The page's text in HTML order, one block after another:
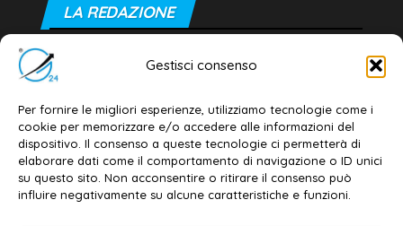
Gestisci consenso
Per fornire le migliori esperienze, utilizziamo tecnologie come i
cookie per memorizzare e/o accedere alle informazioni del
dispositivo. Il consenso a queste tecnologie ci permetterà di
elaborare dati come il comportamento di navigazione o ID unici
su questo sito. Non acconsentire o ritirare il consenso può
influire negativamente su alcune caratteristiche e funzioni.
LA REDAZIONE
Editore e direttore responsabile:
Dott. Daniele G. Masciullo
Email: redazione@galatina24.it
Contatti –Disclaimer
Privacy policy –Cookie policy